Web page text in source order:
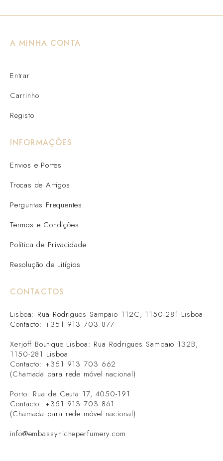
A MINHA CONTA
Entrar
Carrinho
Registo
INFORMAÇÕES
Envios e Portes
Trocas de Artigos
Perguntas Frequentes
Termos e Condições
Política de Privacidade
Resolução de Litígios
CONTACTOS
Lisboa: Rua Rodrigues Sampaio 112C, 1150-281 Lisboa
Contacto: +351 913 703 877
Xerjoff Boutique Lisboa: Rua Rodrigues Sampaio 132B,
1150-281 Lisboa
Contacto: +351 913 703 662
(Chamada para rede móvel nacional)
Porto: Rua de Ceuta 17, 4050-191
Contacto: +351 913 703 861
(Chamada para rede móvel nacional)
info@embassynicheperfumery.com